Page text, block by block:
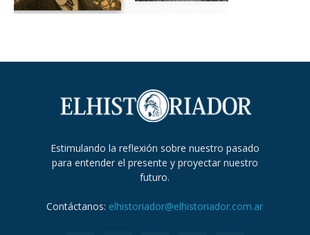
Estimulando la reflexión sobre nuestro pasado
para entender el presente y proyectar nuestro
futuro.
Contáctanos: elhistoriador@elhistoriador.com.ar